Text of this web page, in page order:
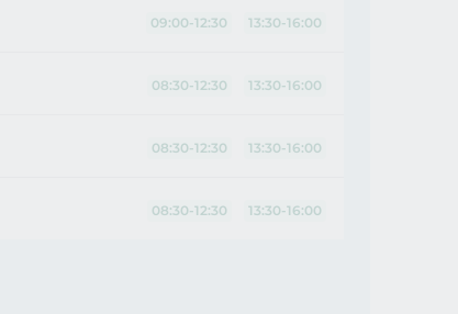
09:00-12:30 13:30-16:00
08:30-12:30 13:30-16:00
08:30-12:30 13:30-16:00
08:30-12:30 13:30-16:00